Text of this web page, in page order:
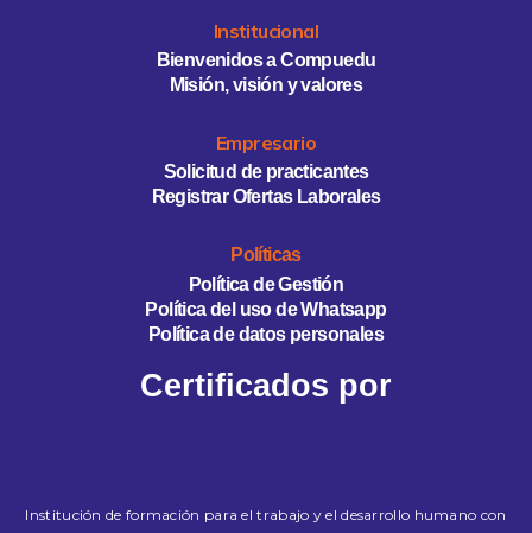
Institucional
Bienvenidos a Compuedu
Misión, visión y valores
Empresario
Solicitud de practicantes
Registrar Ofertas Laborales
Políticas
Política de Gestión
Política del uso de Whatsapp
Política de datos personales
Certificados por
Institución de formación para el trabajo y el desarrollo humano con